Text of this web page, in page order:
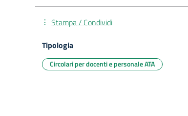
Stampa / Condividi
Tipologia
Circolari per docenti e personale ATA